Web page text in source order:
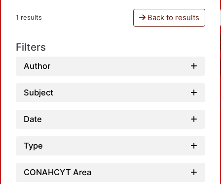
1 results Back to results
Filters
Author
Subject
Date
Type
CONAHCYT Area